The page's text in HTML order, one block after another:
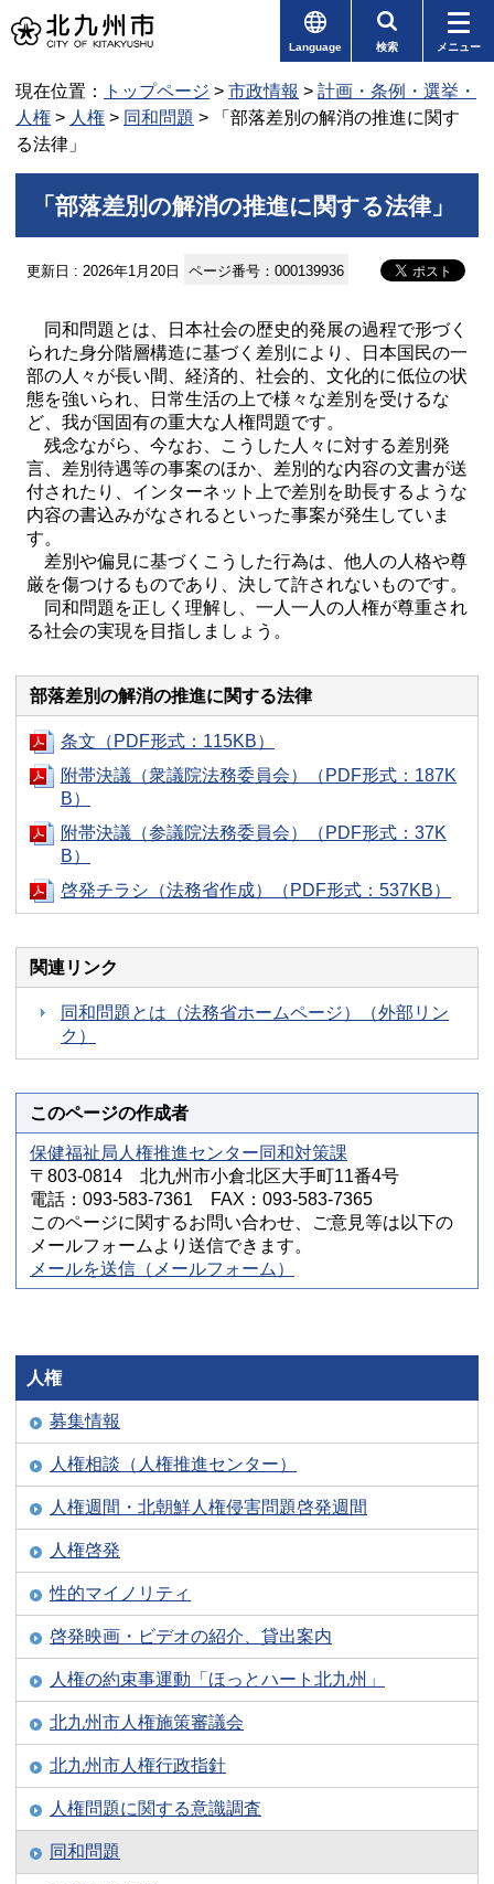
Language 検索 メニュー
現在位置： トップページ > 市政情報 > 計画・条例・選挙・
人権 > 人権 > 同和問題 > 「部落差別の解消の推進に関す
る法律」
「部落差別の解消の推進に関する法律」
更新日 : 2026年1月20日 ページ番号：000139936
同和問題とは、日本社会の歴史的発展の過程で形づく
られた身分階層構造に基づく差別により、日本国民の一
部の人々が長い間、経済的、社会的、文化的に低位の状
態を強いられ、日常生活の上で様々な差別を受けるな
ど、我が国固有の重大な人権問題です。
残念ながら、今なお、こうした人々に対する差別発
言、差別待遇等の事案のほか、差別的な内容の文書が送
付されたり、インターネット上で差別を助長するような
内容の書込みがなされるといった事案が発生していま
す。
差別や偏見に基づくこうした行為は、他人の人格や尊
厳を傷つけるものであり、決して許されないものです。
同和問題を正しく理解し、一人一人の人権が尊重され
る社会の実現を目指しましょう。
部落差別の解消の推進に関する法律
条文（PDF形式：115KB）
附帯決議（衆議院法務委員会）（PDF形式：187K
B）
附帯決議（参議院法務委員会）（PDF形式：37K
B）
啓発チラシ（法務省作成）（PDF形式：537KB）
関連リンク
同和問題とは（法務省ホームページ）（外部リン
ク）
このページの作成者
保健福祉局人権推進センター同和対策課
〒803-0814 北九州市小倉北区大手町11番4号
電話：093-583-7361 FAX：093-583-7365
このページに関するお問い合わせ、ご意見等は以下の
メールフォームより送信できます。
メールを送信（メールフォーム）
人権
募集情報
人権相談（人権推進センター）
人権週間・北朝鮮人権侵害問題啓発週間
人権啓発
性的マイノリティ
啓発映画・ビデオの紹介、貸出案内
人権の約束事運動「ほっとハート北九州」
北九州市人権施策審議会
北九州市人権行政指針
人権問題に関する意識調査
同和問題